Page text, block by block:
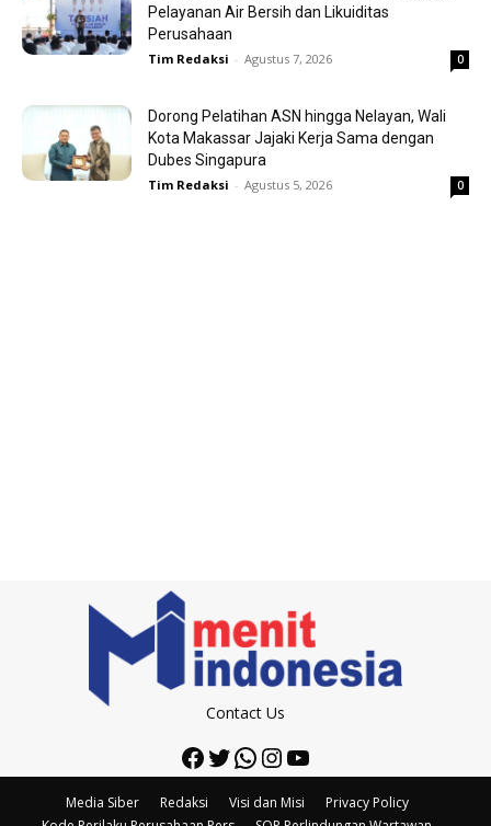
Pelayanan Air Bersih dan Likuiditas
Perusahaan
Tim Redaksi - Agustus 7, 2026 0
Dorong Pelatihan ASN hingga Nelayan, Wali
Kota Makassar Jajaki Kerja Sama dengan
Dubes Singapura
Tim Redaksi - Agustus 5, 2026 0
Contact Us
Facebook
Twitter
WhatsApp
Instagram
YouTube
Media Siber Redaksi Visi dan Misi
Privacy Policy